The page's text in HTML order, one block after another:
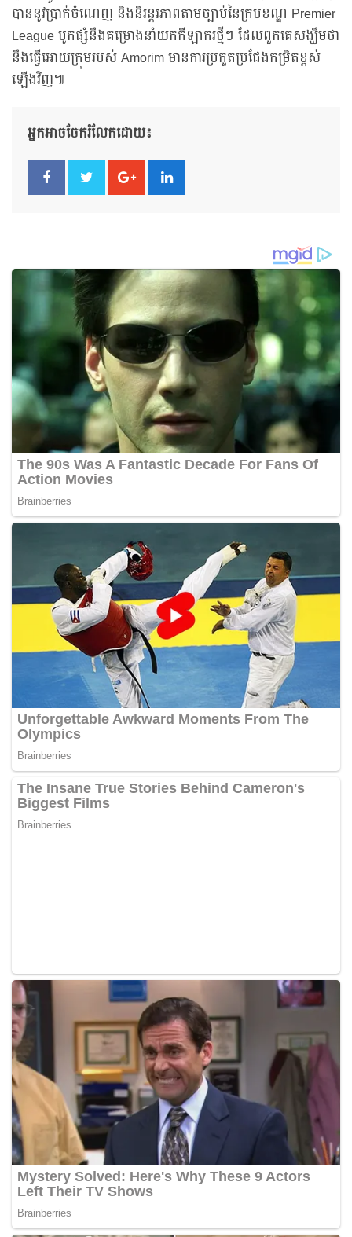
បាននូវប្រាក់ចំណេញ និងនិរន្តរភាពតាមច្បាប់នៃក្របខណ្ឌ Premier
League បូកផ្សំនឹងគម្រោងនាំយកកីឡាករថ្មីៗ ដែលពួកគេសង្ឃឹមថា
នឹងធ្វើអោយក្រុមរបស់ Amorim មានការប្រកួតប្រជែងកម្រិតខ្ពស់
ឡើងវិញ៕
អ្នកអាចចែករំលែកដោយ៖